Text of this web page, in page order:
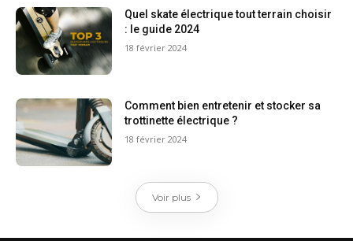
Quel skate électrique tout terrain choisir
: le guide 2024
18 février 2024
Comment bien entretenir et stocker sa
trottinette électrique ?
18 février 2024
Voir plus